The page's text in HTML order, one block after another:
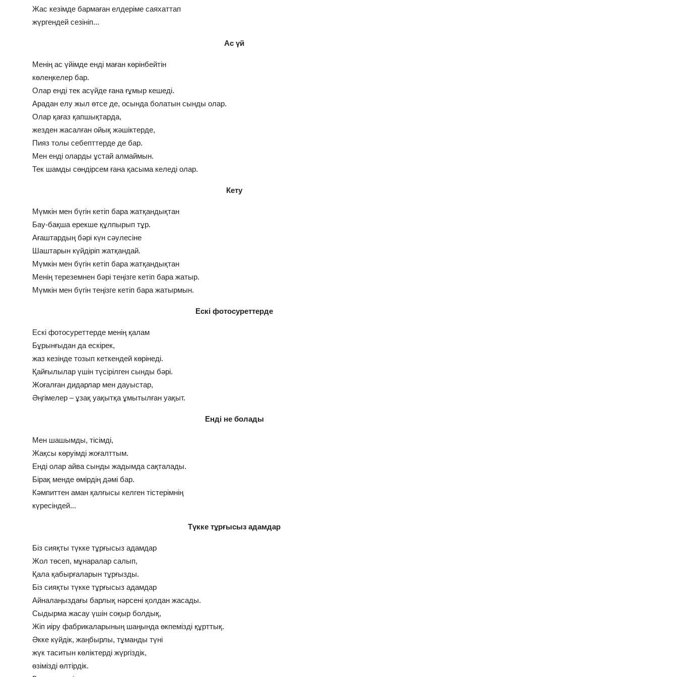
Жас кезімде бармаған елдеріме саяхаттап
жүргендей сезініп...
Ас үй
Менің ас үйімде енді маған көрінбейтін
көлеңкелер бар.
Олар енді тек асүйде ғана ғұмыр кешеді.
Арадан елу жыл өтсе де, осында болатын сынды олар.
Олар қағаз қапшықтарда,
жезден жасалған ойық жәшіктерде,
Пияз толы себепттерде де бар.
Мен енді оларды ұстай алмаймын.
Тек шамды сөндірсем ғана қасыма келеді олар.
Кету
Мүмкін мен бүгін кетіп бара жатқандықтан
Бау-бақша ерекше құлпырып тұр.
Ағаштардың бәрі күн сәулесіне
Шаштарын күйдіріп жатқандай.
Мүмкін мен бүгін кетіп бара жатқандықтан
Менің тереземнен бәрі теңізге кетіп бара жатыр.
Мүмкін мен бүгін теңізге кетіп бара жатырмын.
Ескі фотосуреттерде
Ескі фотосуреттерде менің қалам
Бұрынғыдан да ескірек,
жаз кезінде тозып кеткендей көрінеді.
Қайғылылар үшін түсірілген сынды бәрі.
Жоғалған дидарлар мен дауыстар,
Әңгімелер – ұзақ уақытқа ұмытылған уақыт.
Енді не болады
Мен шашымды, тісімді,
Жақсы көруімді жоғалттым.
Енді олар айва сынды жадымда сақталады.
Бірақ менде өмірдің дәмі бар.
Кәмпиттен аман қалғысы келген тістерімнің
күресіндей...
Түкке тұрғысыз адамдар
Біз сияқты түкке тұрғысыз адамдар
Жол төсеп, мұнаралар салып,
Қала қабырғаларын тұрғызды.
Біз сияқты түкке тұрғысыз адамдар
Айналаңыздағы барлық нәрсені қолдан жасады.
Сыдырма жасау үшін соқыр болдық,
Жіп иіру фабрикаларының шаңында өкпемізді құрттық.
Әкке күйдік, жаңбырлы, тұманды түні
жүк таситын көліктерді жүргіздік,
өзімізді өлтірдік.